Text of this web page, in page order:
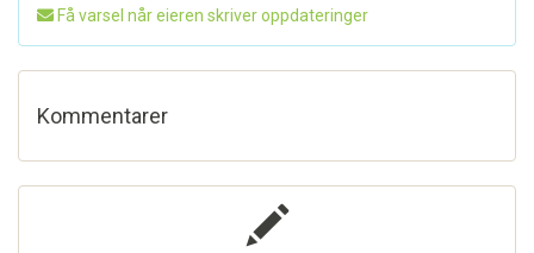
Få varsel når eieren skriver oppdateringer
Kommentarer